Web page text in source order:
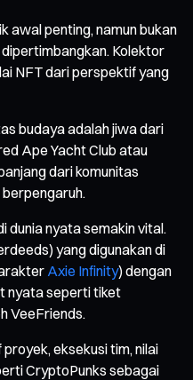
awal penting, namun bukan
Kolektor
NFT dari perspektif yang
budaya adalah jiwa dari
Ape Yacht Club atau
dari komunitas
dunia nyata semakin vital.
yang digunakan di
Axie Infinity) dengan
nyata seperti tiket
VeeFriends.
eksekusi tim, nilai
CryptoPunks sebagai